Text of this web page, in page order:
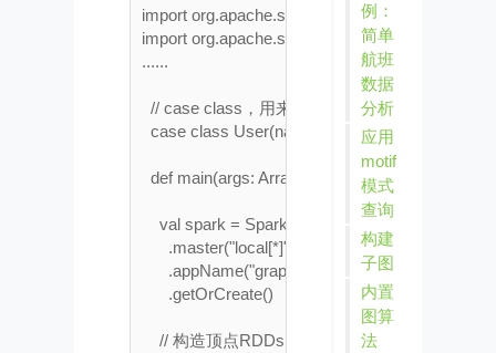
import org.apache.spark.graphx._
import org.apache.spark.sql.SparkSession
......
// case class，用来代表顶点属性，存储一个
  case class User(name: String, age: Int)
  def main(args: Array[String]): Unit = {
    val spark = SparkSession.builder()
      .master("local[*]")
      .appName("graphx demo")
      .getOrCreate()
    // 构造顶点RDDs
例：
简单
航班
数据
分析
应用
motif
模式
查询
构建
子图
内置
图算
法